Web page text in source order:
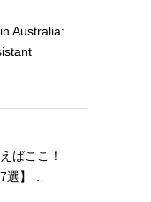
Australia:
ばここ！
選】…